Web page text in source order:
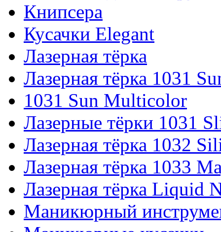
Книпсера
Кусачки Elegant
Лазерная тёрка
Лазерная тёрка 1031
1031 Sun Multicolor
Лазерные тёрки 1031
Лазерная тёрка 1032
Лазерная тёрка 1033
Лазерная тёрка Liquid
Маникюрный